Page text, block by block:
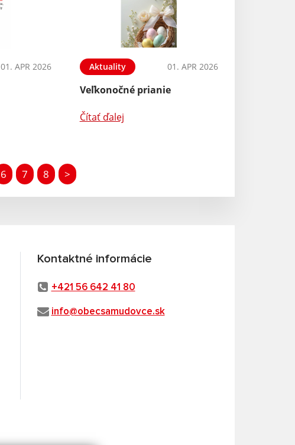
01. APR 2026 Aktuality 01. APR 2026
Veľkonočné prianie
Čítať ďalej
6 7 8 >
Kontaktné informácie
+421 56 642 41 80
info@obecsamudovce.sk